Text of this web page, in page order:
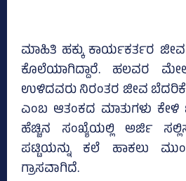
ಮಾಹಿತಿ ಹಕ್ಕು ಕಾರ್ಯಕರ್ತರ
ಕೊಲೆಯಾಗಿದ್ದಾರೆ. ಹಲವರ
ಉಳಿದವರು ನಿರಂತರ ಜೀವ
ಎಂಬ ಆತಂಕದ ಮಾತುಗಳು
ಹೆಚ್ಚಿನ ಸಂಖ್ಯೆಯಲ್ಲಿ ಅರ್ಜಿ
ಪಟ್ಟಿಯನ್ನು ಕಲೆ ಹಾಕಲು
ಗ್ರಾಸವಾಗಿದೆ.